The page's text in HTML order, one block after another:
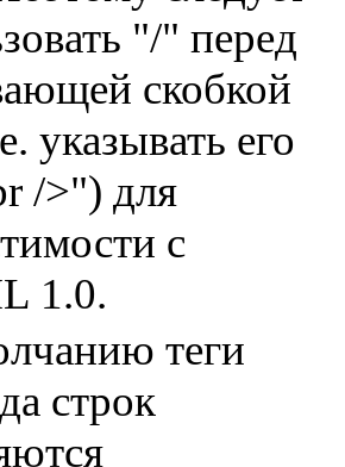
"/" перед
скобкой
указывать его
/>") для
с
1.0.
теги
строк